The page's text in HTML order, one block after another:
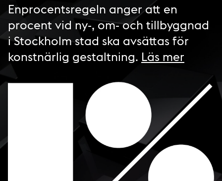
Enprocentsregeln anger att en
procent vid ny-, om- och tillbyggnad
i Stockholm stad ska avsättas för
konstnärlig gestaltning. Läs mer